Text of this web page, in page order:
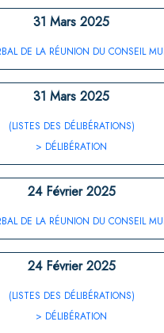
31 Mars 2025
DE LA RÉUNION DU CONSEIL
31 Mars 2025
(LISTES DES DÉLIBÉRATIONS)
> DÉLIBÉRATION
24 Février 2025
DE LA RÉUNION DU CONSEIL
24 Février 2025
(LISTES DES DÉLIBÉRATIONS)
> DÉLIBÉRATION